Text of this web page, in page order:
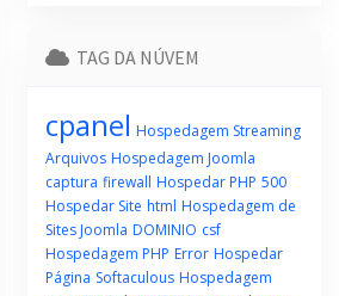
TAG DA NÚVEM
cpanel Hospedagem Streaming
Arquivos Hospedagem Joomla
captura firewall Hospedar PHP 500
Hospedar Site html Hospedagem de
Sites Joomla DOMINIO csf
Hospedagem PHP Error Hospedar
Página Softaculous Hospedagem